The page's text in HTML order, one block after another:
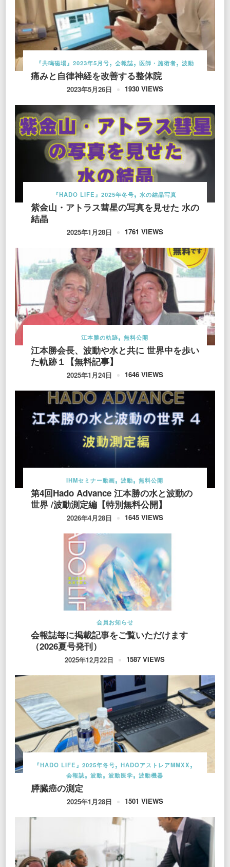
『共鳴磁場』2023年5月号 会報誌 医師・施術者 波動
痛みと自律神経を改善する整体院
2023年5月26日 1930 VIEWS
『HADO LIFE』2025年冬号 水の結晶写真
紫金山・アトラス彗星の写真を見せた 水の
結晶
2025年1月28日 1761 VIEWS
江本勝の軌跡 無料公開
江本勝会長、波動や水と共に 世界中を歩い
た軌跡１【無料記事】
2025年1月24日 1646 VIEWS
IHMセミナー動画 波動 無料公開
第4回Hado Advance 江本勝の水と波動の
世界 /波動測定編【特別無料公開】
2026年4月28日 1645 VIEWS
会員お知らせ
会報誌毎に掲載記事をご覧いただけます
（2026夏号発刊）
2025年12月22日 1587 VIEWS
『HADO LIFE』2025年冬号
HADOアストレアMMXX
会報誌
波動 波動医学 波動機器
膵臓癌の測定
2025年1月28日 1501 VIEWS